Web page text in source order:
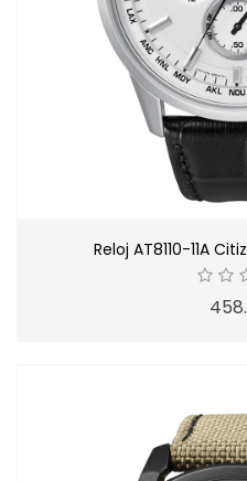
Reloj AT8110-11A